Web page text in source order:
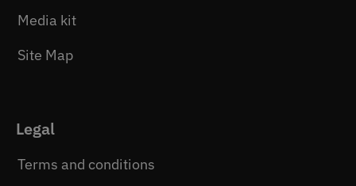
Media kit
Site Map
Legal
Terms and conditions